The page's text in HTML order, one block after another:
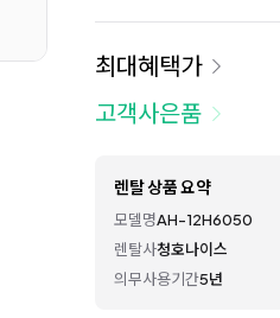
최대혜택가
고객사은품
렌탈 상품 요약
모델명AH-12H6050
렌탈사청호나이스
의무사용기간5년